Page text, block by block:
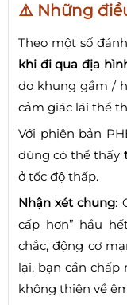
⚠️ Những
Theo một số
khi đi qua địa
do khung gầm /
cảm giác lái thể
Với phiên bản
dùng có thể thấy
ở tốc độ thấp.
Nhận xét chung:
cấp hơn” hầu
chắc, động cơ
lại, bạn cần chấp
không thiên về